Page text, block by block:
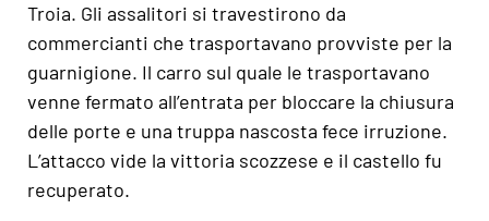
Troia. Gli assalitori si travestirono da
commercianti che trasportavano provviste per la
guarnigione. Il carro sul quale le trasportavano
venne fermato all’entrata per bloccare la chiusura
delle porte e una truppa nascosta fece irruzione.
L’attacco vide la vittoria scozzese e il castello fu
recuperato.